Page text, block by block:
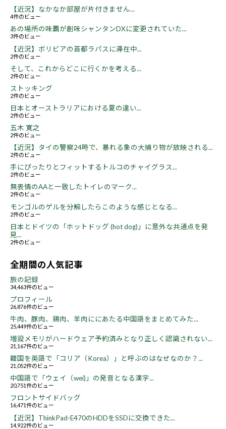
【近況】なかなか部屋が片付きません...
4件のビュー
あの場所の味覇が創味シャンタンDXに変更されていた...
3件のビュー
【近況】ボリビアの首都ラパスに滞在中...
2件のビュー
そして、これからどこに行くかを考える...
2件のビュー
ストッキング
2件のビュー
日本とオーストラリアにおける夏の違い...
2件のビュー
五木 寛之
2件のビュー
【近況】タイの警察24時で、暴れる象の大捕り物が放映される...
2件のビュー
手にぴったりとフィットするトルコのチャイグラス...
2件のビュー
無表情のAAと一致したトイレのマーク...
2件のビュー
モンゴルのゲルを分解したらこのような感じとなる...
2件のビュー
日本とドイツの「ホットドッグ (hot dog)」に意外な共通点を発
見...
2件のビュー
全期間の人気記事
旅の記録
34,463件のビュー
プロフィール
26,876件のビュー
牛肉、豚肉、鶏肉、羊肉ににあたる中国語をまとめてみた...
25,449件のビュー
増設メモリがハードウェア予約済みとなり正しく認識されない...
21,167件のビュー
韓国を英語で「コリア（Korea）」と呼ぶのはなぜなのか？...
21,052件のビュー
中国語で「ウェイ（wei)」の発音となる漢字...
20,751件のビュー
フロントサイドバッグ
16,471件のビュー
【近況】ThinkPad-E470のHDDをSSDに交換できた...
14,922件のビュー